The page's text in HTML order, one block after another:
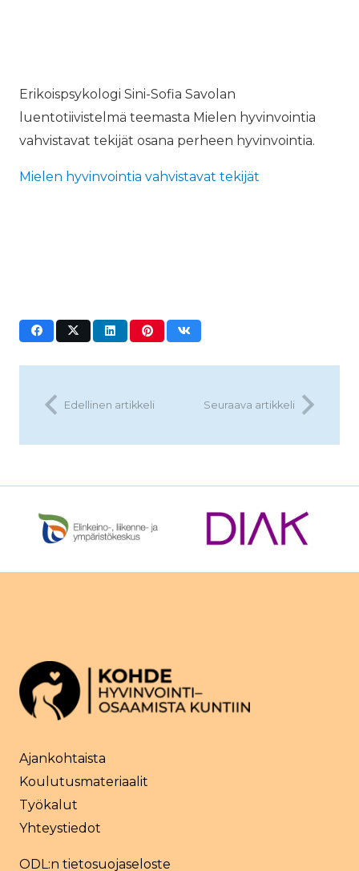
Erikoispsykologi Sini-Sofia Savolan
luentotiivistelmä teemasta Mielen hyvinvointia
vahvistavat tekijät osana perheen hyvinvointia.
Mielen hyvinvointia vahvistavat tekijät
Edellinen artikkeli Seuraava artikkeli
Ajankohtaista
Koulutusmateriaalit
Työkalut
Yhteystiedot
ODL:n tietosuojaseloste